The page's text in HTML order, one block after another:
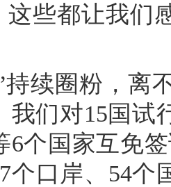
这些都让我们
持续圈粉，离
我们对15国试
6个国家互免
个口岸、54